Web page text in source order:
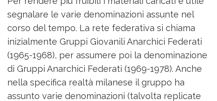
segnalare le varie denominazioni assunte nel
corso del tempo. La rete federativa si chiama
inizialmente Gruppi Giovanili Anarchici Federati
(1965-1968), per assumere poi la denominazione
di Gruppi Anarchici Federati (1969-1978). Anche
nella specifica realtà milanese il gruppo ha
assunto varie denominazioni (talvolta replicate